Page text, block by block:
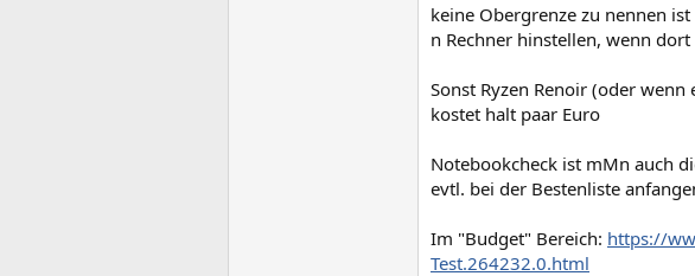
keine Obergrenze zu nennen
n Rechner hinstellen, wenn
Sonst Ryzen Renoir (oder
kostet halt paar Euro
Notebookcheck ist mMn auch
evtl. bei der Bestenliste
Im "Budget" Bereich: https://
Test.264232.0.html